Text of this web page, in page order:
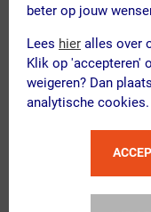
beter op jouw
Lees hier alles over
Klik op 'accepteren'
weigeren? Dan
analytische cookies.
Kies je maat